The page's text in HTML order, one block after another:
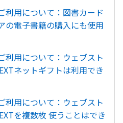
利用について：図書カード
の電子書籍の購入にも使用
利用について：ウェブスト
ネットギフトは利用でき
利用について：ウェブスト
を複数枚 使うことはでき